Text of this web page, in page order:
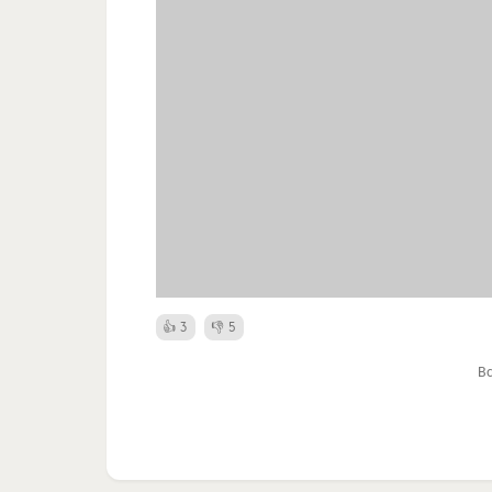
3 5